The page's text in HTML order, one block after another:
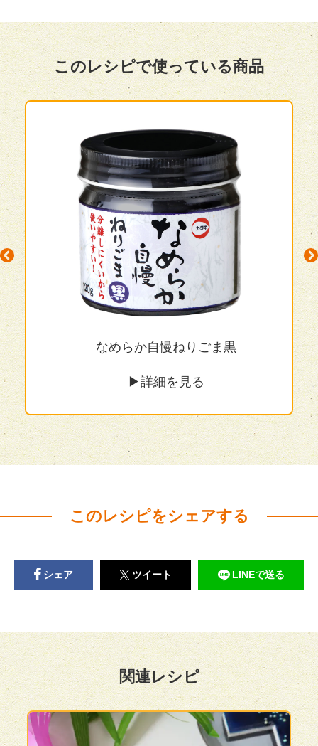
このレシピで使っている商品
なめらか自慢ねりごま黒
▶︎詳細を見る
このレシピをシェアする
シェア ツイート LINEで送る
関連レシピ